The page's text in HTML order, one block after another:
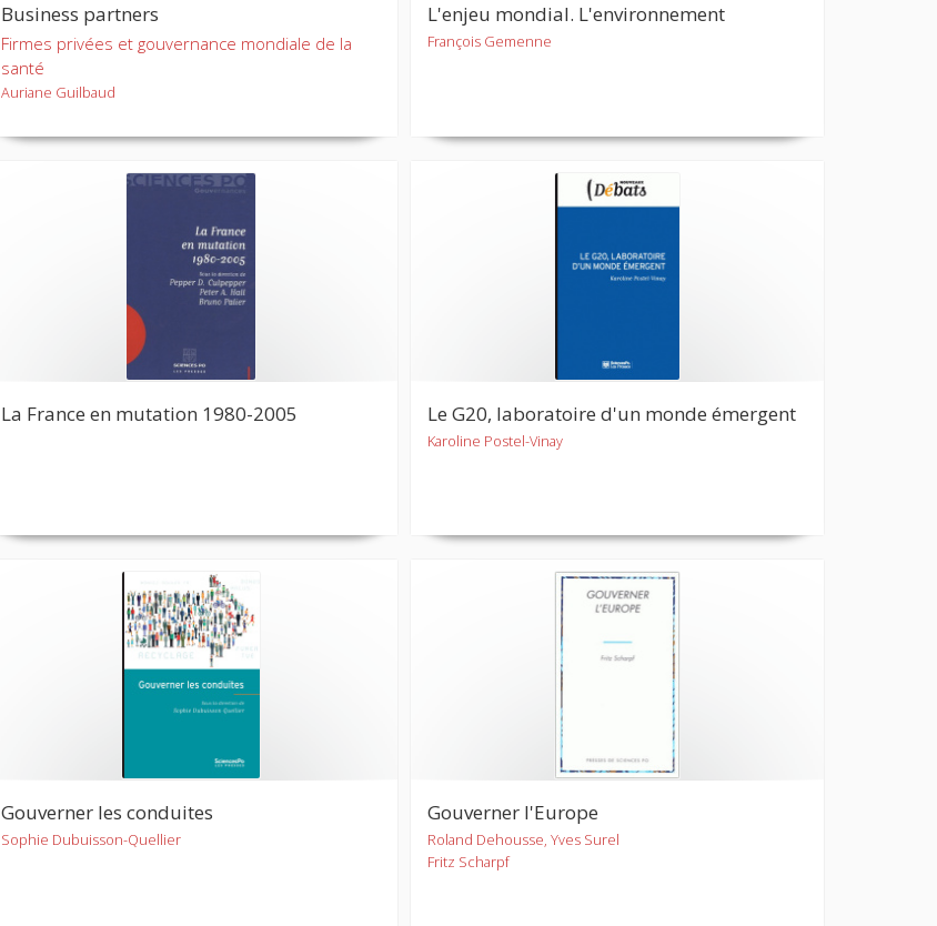
Business partners
Firmes privées et gouvernance mondiale de la
santé
Auriane Guilbaud
L'enjeu mondial. L'environnement
François Gemenne
La France en mutation 1980-2005 Le G20, laboratoire d'un monde émergent
Karoline Postel-Vinay
Gouverner les conduites
Sophie Dubuisson-Quellier
Gouverner l'Europe
Roland Dehousse, Yves Surel
Fritz Scharpf